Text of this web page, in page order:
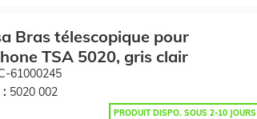
Bras télescopique pour
TSA 5020, gris clair
61000245
: 5020 002
PRODUIT DISPO. SOUS 2-10 JOURS